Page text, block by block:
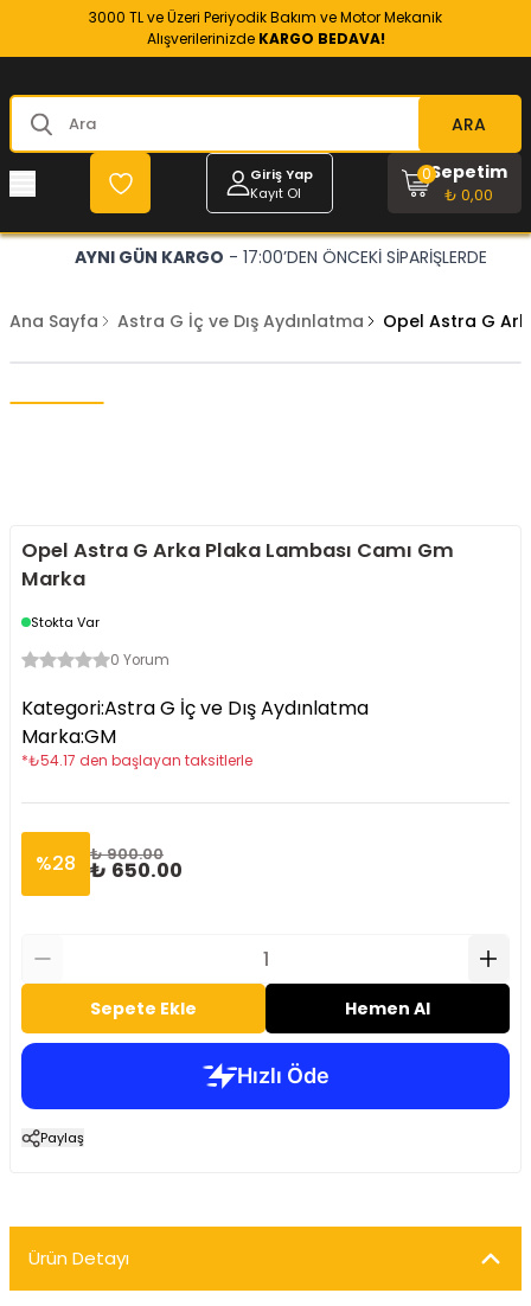
3000 TL ve Üzeri Periyodik Bakım ve Motor Mekanik
Alışverilerinizde KARGO BEDAVA!
ARA
Giriş Yap
Kayıt Ol
Sepetim
₺ 0,00
0
AYNI GÜN KARGO - 17:00’DEN ÖNCEKİ SİPARİŞLERDE
Ana Sayfa Astra G İç ve Dış Aydınlatma Opel Astra G
Opel Astra G Arka Plaka Lambası Camı Gm
Marka
Stokta Var
0 Yorum
Kategori:Astra G İç ve Dış Aydınlatma
Marka:GM
*₺54.17 den başlayan taksitlerle
%28 ₺ 900.00
₺ 650.00
Sepete Ekle Hemen Al
Paylaş
Ürün Detayı